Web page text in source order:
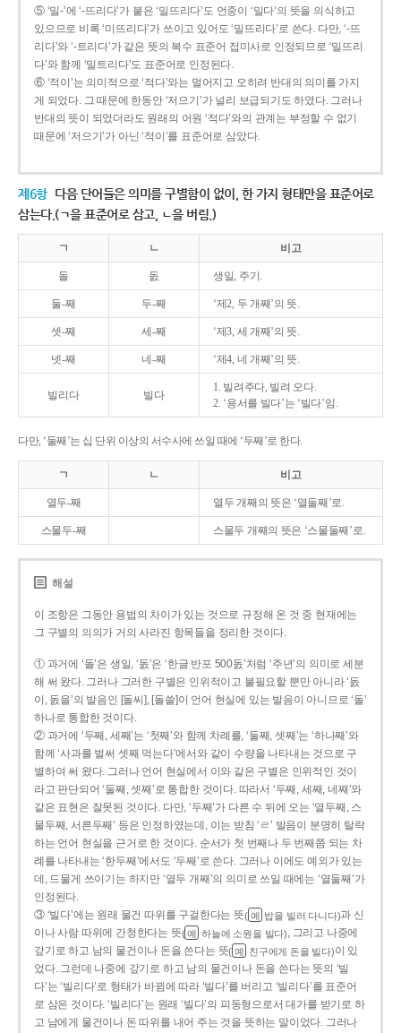
⑤ ‘밀-’에 ‘-뜨리다’가 붙은 ‘밀뜨리다’도 언중이 ‘밀다’의 뜻을 의식하고
있으므로 비록 ‘미뜨리다’가 쓰이고 있어도 ‘밀뜨리다’로 쓴다. 다만, ‘-뜨
리다’와 ‘-트리다’가 같은 뜻의 복수 표준어 접미사로 인정되므로 ‘밀뜨리
다’와 함께 ‘밀트리다’도 표준어로 인정된다.
⑥ ‘적이’는 의미적으로 ‘적다’와는 멀어지고 오히려 반대의 의미를 가지
게 되었다. 그 때문에 한동안 ‘저으기’가 널리 보급되기도 하였다. 그러나
반대의 뜻이 되었더라도 원래의 어원 ‘적다’와의 관계는 부정할 수 없기
때문에 ‘저으기’가 아닌 ‘적이’를 표준어로 삼았다.
제6항 다음 단어들은 의미를 구별함이 없이, 한 가지 형태만을 표준어로
삼는다.(ㄱ을 표준어로 삼고, ㄴ을 버림.)
ㄱ ㄴ 비고
돌 돐 생일, 주기.
둘-째 두-째 ‘제2, 두 개째’의 뜻.
셋-째 세-째 ‘제3, 세 개째’의 뜻.
넷-째 네-째 ‘제4, 네 개째’의 뜻.
빌리다 빌다
1. 빌려주다, 빌려 오다.
2. ‘용서를 빌다’는 ‘빌다’임.
다만, ‘둘째’는 십 단위 이상의 서수사에 쓰일 때에 ‘두째’로 한다.
ㄱ ㄴ 비고
열두-째 열두 개째의 뜻은 ‘열둘째’로.
스물두-째 스물두 개째의 뜻은 ‘스물둘째’로.
해설
이 조항은 그동안 용법의 차이가 있는 것으로 규정해 온 것 중 현재에는
그 구별의 의의가 거의 사라진 항목들을 정리한 것이다.
① 과거에 ‘돌’은 생일, ‘돐’은 ‘한글 반포 500돐’처럼 ‘주년’의 의미로 세분
해 써 왔다. 그러나 그러한 구별은 인위적이고 불필요할 뿐만 아니라 ‘돐
이, 돐을’의 발음인 [돌씨], [돌쓸]이 언어 현실에 있는 발음이 아니므로 ‘돌’
하나로 통합한 것이다.
② 과거에 ‘두째, 세째’는 ‘첫째’와 함께 차례를, ‘둘째, 셋째’는 ‘하나째’와
함께 ‘사과를 벌써 셋째 먹는다’에서와 같이 수량을 나타내는 것으로 구
별하여 써 왔다. 그러나 언어 현실에서 이와 같은 구별은 인위적인 것이
라고 판단되어 ‘둘째, 셋째’로 통합한 것이다. 따라서 ‘두째, 세째, 네째’와
같은 표현은 잘못된 것이다. 다만, ‘두째’가 다른 수 뒤에 오는 ‘열두째, 스
물두째, 서른두째’ 등은 인정하였는데, 이는 받침 ‘ㄹ’ 발음이 분명히 탈락
하는 언어 현실을 근거로 한 것이다. 순서가 첫 번째나 두 번째쯤 되는 차
례를 나타내는 ‘한두째’에서도 ‘두째’로 쓴다. 그러나 이에도 예외가 있는
데, 드물게 쓰이기는 하지만 ‘열두 개째’의 의미로 쓰일 때에는 ‘열둘째’가
인정된다.
③ ‘빌다’에는 원래 물건 따위를 구걸한다는 뜻( 예 밥을 빌러 다니다)과 신
이나 사람 따위에 간청한다는 뜻( 예 하늘에 소원을 빌다), 그리고 나중에
갚기로 하고 남의 물건이나 돈을 쓴다는 뜻( 예 친구에게 돈을 빌다)이 있
었다. 그런데 나중에 갚기로 하고 남의 물건이나 돈을 쓴다는 뜻의 ‘빌
다’는 ‘빌리다’로 형태가 바뀜에 따라 ‘빌다’를 버리고 ‘빌리다’를 표준어
로 삼은 것이다. ‘빌리다’는 원래 ‘빌다’의 피동형으로서 대가를 받기로 하
고 남에게 물건이나 돈 따위를 내어 주는 것을 뜻하는 말이었다. 그러나